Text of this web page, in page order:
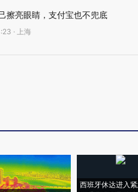
擦亮眼睛，支付宝也不兜底
· 上海
西班牙休达进入